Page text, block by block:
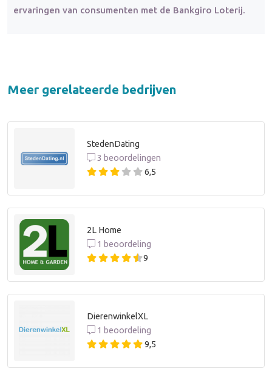
ervaringen van consumenten met de Bankgiro Loterij.
Meer gerelateerde bedrijven
StedenDating
3 beoordelingen
6,5
2L Home
1 beoordeling
9
DierenwinkelXL
1 beoordeling
9,5